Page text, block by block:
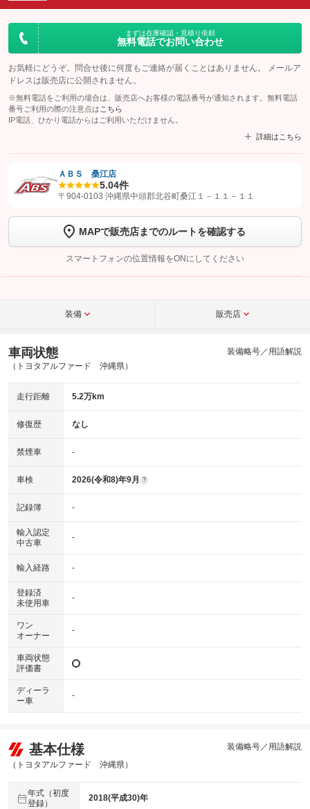
まずは在庫確認・見積り依頼
無料電話でお問い合わせ
お気軽にどうぞ。問合せ後に何度もご連絡が届くことはありません。 メールア
ドレスは販売店に公開されません。
※無料電話をご利用の場合は、販売店へお客様の電話番号が通知されます。無料電話
番号ご利用の際の注意点は こちら
IP電話、ひかり電話からはご利用いただけません。
詳細はこちら
【STEP1】
認証画面でグーネットを友だち追加してから「許可する」ボタンを押
トーク画面で
ボタンをタップして問い合わせを
完了してください。
こちら
ＡＢＳ 桑江店
5.04件
〒904-0103 沖縄県中頭郡北谷町桑江１－１１－１１
MAPで販売店までのルートを確認する
スマートフォンの位置情報をONにしてください
装備 販売店
車両状態
（トヨタアルファード 沖縄県）
装備略号／用語解説
走行距離 5.2万km
修復歴 なし
禁煙車 -
車検 2026(令和8)年9月 ?
記録簿 -
輸入認定
中古車
-
輸入経路 -
登録済
未使用車
-
ワン
オーナー
-
車両状態
評価書
ディーラ
ー車
-
基本仕様
（トヨタアルファード 沖縄県）
装備略号／用語解説
年式（初度
登録）
2018(平成30)年